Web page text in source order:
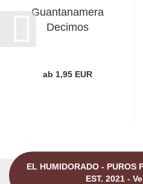
Guantanamera
Decimos
ab 1,95 EUR
EL HUMIDORADO - PUROS
EST. 2021 -